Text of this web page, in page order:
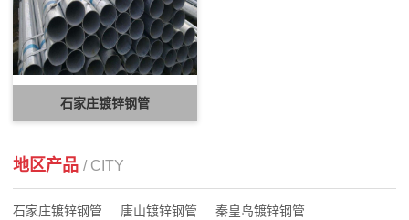
石家庄镀锌钢管
地区产品 / CITY
石家庄镀锌钢管 唐山镀锌钢管 秦皇岛镀锌钢管